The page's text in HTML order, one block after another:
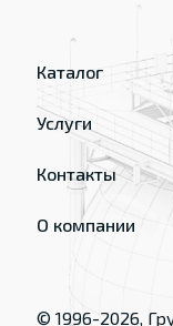
Каталог
Услуги
Контакты
О компании
© 1996-2026,